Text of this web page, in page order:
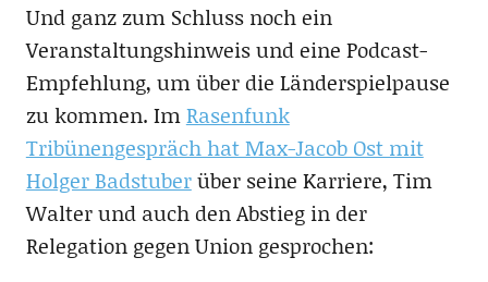
Und ganz zum Schluss noch ein
Veranstaltungshinweis und eine Podcast-
Empfehlung, um über die Länderspielpause
zu kommen. ImRasenfunk
Tribünengespräch hat Max-Jacob Ost mit
Holger Badstuberüber seine Karriere, Tim
Walter und auch den Abstieg in der
Relegation gegen Union gesprochen: